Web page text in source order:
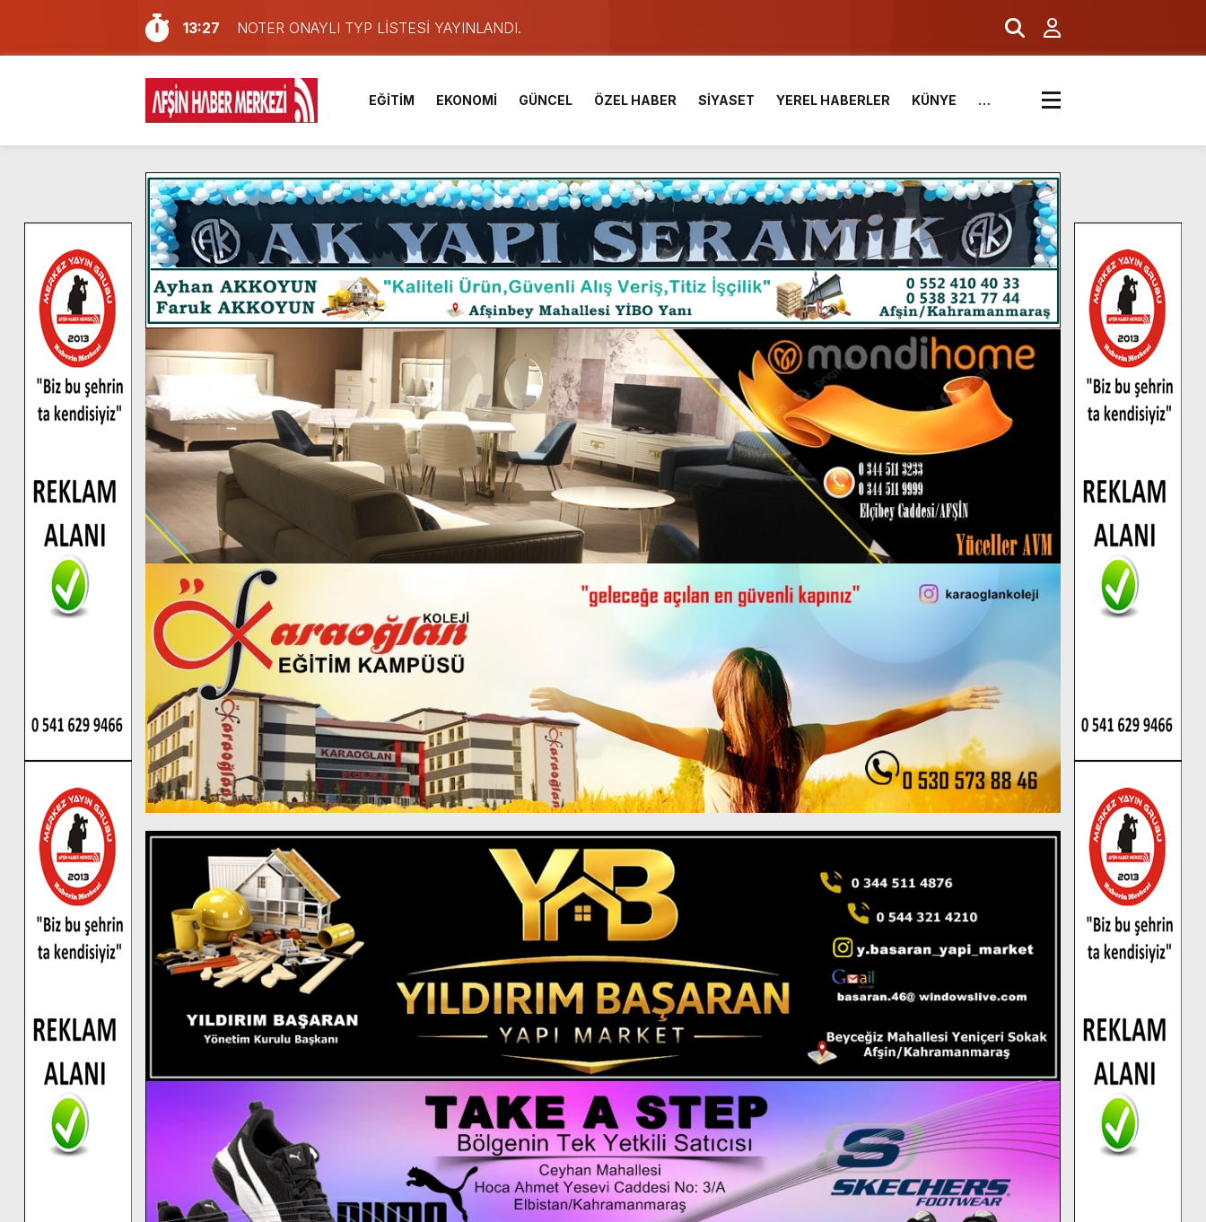
13:27
NOTER ONAYLI TYP LİSTESİ YAYINLANDI.
11:22
KAFUM Fuar Alanı Bulut ve Yavuz’un Ezgileriyle Şenlendi.
8:06
Afşinli bir hemşehrimizin de olduğu Filistin Konvoyu, güçlenerek ilerliyor.
14:05
Madrigal, Perşembe Günü KAFUM’da Sahne Alacak.
7:39
KEDİNİZ Mİ VAR?
7:27
Cumhurbaşkanı Erdoğan, Ayser Çalık Ortaokulu Şehitlerinin Aileleriyle Bir Araya Geldi.
13:57
Afşin Heyetinden Kaymakam Muammer Sarıdoğan’a Beşikdüzü’nde hayırlı olsun ziyareti.
10:34
Vatandaşlardan Ağustos Fuarı’na Tam Not.
16:48
Pusula Maraş Kamplarında 2 Bin Genç Doğa ve Bilimle Buluştu.
16:10
Uluslararası Bisiklet Yarışması’nda En Zorlu Etap Tamamlandı.
EĞİTİM EKONOMİ GÜNCEL ÖZEL HABER SİYASET YEREL HABERLER KÜNYE …